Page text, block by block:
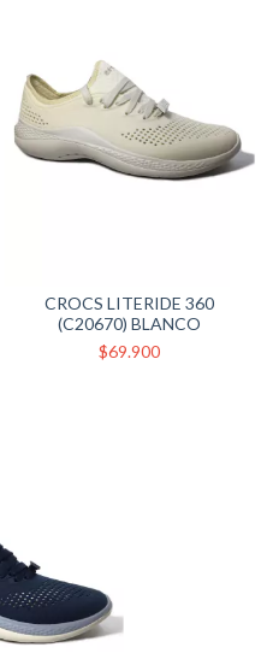
CROCS LITERIDE 360
(C20670) BLANCO
$69.900